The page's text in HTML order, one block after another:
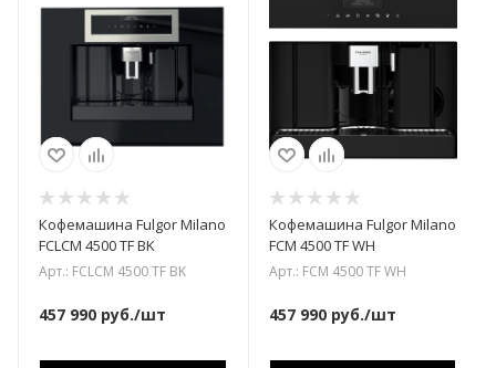
Кофемашина Fulgor Milano
FCLCM 4500 TF BK
Арт.: FCLCM 4500 TF BK
457 990 руб./шт
Кофемашина Fulgor Milano
FCM 4500 TF WH
Арт.: FCM 4500 TF WH
457 990руб./шт